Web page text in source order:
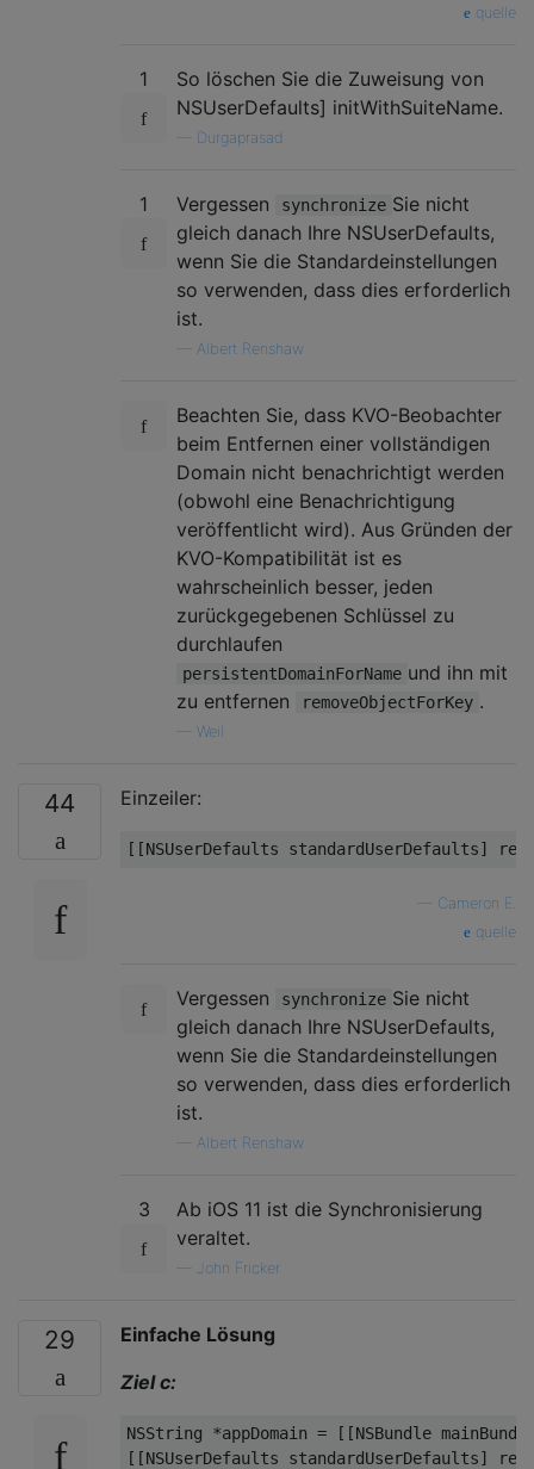
quelle
1
So löschen Sie die Zuweisung von
NSUserDefaults] initWithSuiteName.
Durgaprasad
1 Vergessen synchronize Sie nicht
gleich danach Ihre NSUserDefaults,
wenn Sie die Standardeinstellungen
so verwenden, dass dies erforderlich
ist.
Albert Renshaw
Beachten Sie, dass KVO-Beobachter
beim Entfernen einer vollständigen
Domain nicht benachrichtigt werden
(obwohl eine Benachrichtigung
veröffentlicht wird). Aus Gründen der
KVO-Kompatibilität ist es
wahrscheinlich besser, jeden
zurückgegebenen Schlüssel zu
durchlaufen
persistentDomainForName und ihn mit
zu entfernen
removeObjectForKey .
Weil
44 Einzeiler:
[[NSUserDefaults standardUserDefaults]
Cameron E.
quelle
Vergessen synchronize Sie nicht
gleich danach Ihre NSUserDefaults,
wenn Sie die Standardeinstellungen
so verwenden, dass dies erforderlich
ist.
Albert Renshaw
3
Ab iOS 11 ist die Synchronisierung
veraltet.
John Fricker
29
Einfache Lösung
Ziel c:
NSString *appDomain = [[NSBundle
[[NSUserDefaults